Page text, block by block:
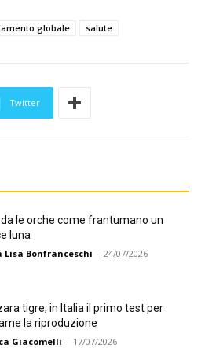
globale salute
Twitter
le orche come frantumano un
luna
Lisa Bonfranceschi - 24/07/2026
tigre, in Italia il primo test per
la riproduzione
Giacomelli - 17/07/2026